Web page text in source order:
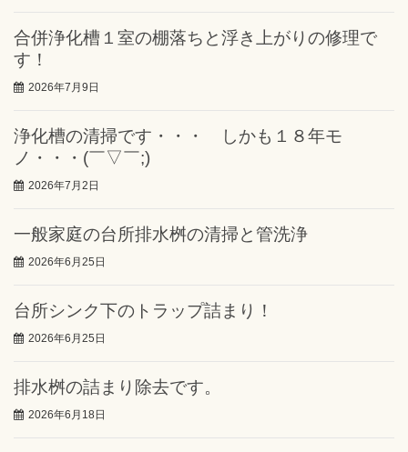
合併浄化槽１室の棚落ちと浮き上がりの修理で
す！
2026年7月9日
浄化槽の清掃です・・・ しかも１８年モ
ノ・・・(￣▽￣;)
2026年7月2日
一般家庭の台所排水桝の清掃と管洗浄
2026年6月25日
台所シンク下のトラップ詰まり！
2026年6月25日
排水桝の詰まり除去です。
2026年6月18日